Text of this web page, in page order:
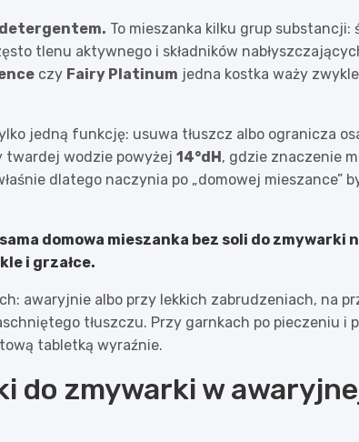
detergentem. To mieszanka kilku grup substancji:
tlenu aktywnego i składników
czy Fairy Platinum jedna kostka waży zwykle
jedną funkcję: usuwa tłuszcz albo ogranicza
twardej wodzie powyżej 14°dH, gdzie znaczenie
dlatego naczynia po „domowej mieszance”
domowa mieszanka bez soli do zmywarki
i grzałce.
awaryjnie albo przy lekkich zabrudzeniach, na
tłuszczu. Przy garnkach po pieczeniu i
tabletką wyraźnie.
do zmywarki w